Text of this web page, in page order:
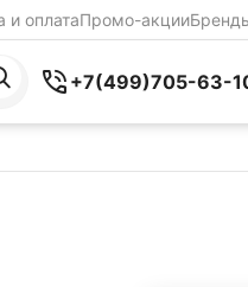
и оплатаПромо-акции
+7(499)705-63-